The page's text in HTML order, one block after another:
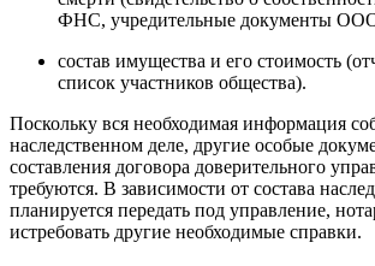
ФНС, учредительные документы
состав имущества и его стоимость
список участников общества).
Поскольку вся необходимая информация
наследственном деле, другие особые
составления договора доверительного
требуются. В зависимости от состава
планируется передать под управление,
истребовать другие необходимые справки.